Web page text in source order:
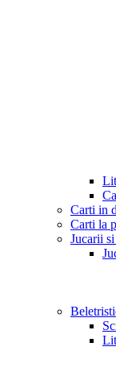
Carti in
Carti la
Jucarii